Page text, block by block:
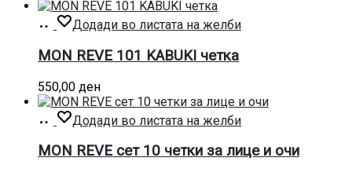
Додај
во
кошница
Додади во листата на желби
MON REVE 101 KABUKI четка
550,00 ден
Додај
во
кошница
Додади во листата на желби
MON REVE сет 10 четки за лице и очи